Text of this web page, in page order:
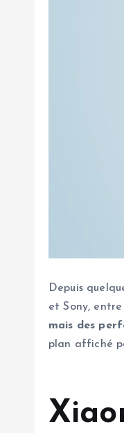
Depuis
et Sony,
mais des
plan affiché